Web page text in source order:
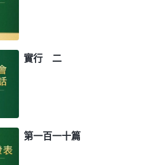
實行 二
第一百一十篇